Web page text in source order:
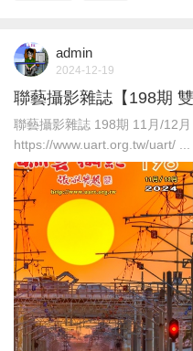
admin
2024-12-19
聯藝攝影雜誌【198期
聯藝攝影雜誌 198期 11月/12
https://www.uart.org.tw/uart/ ...